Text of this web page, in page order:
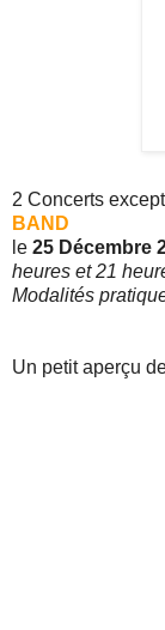
2 Concerts
BAND
le 25 Décembre
heures et 21
Modalités
Un petit aperçu